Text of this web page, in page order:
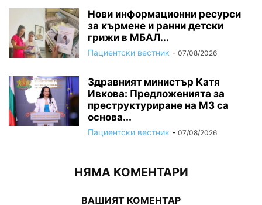
Нови информационни ресурси
за кърмене и ранни детски
грижи в МБАЛ...
Пациентски вестник - 07/08/2026
Здравният министър Катя
Ивкова: Предложенията за
преструктуриране на МЗ са
основа...
Пациентски вестник - 07/08/2026
НЯМА КОМЕНТАРИ
ВАШИЯТ КОМЕНТАР